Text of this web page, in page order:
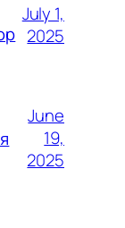
July 1,
2025
June
19,
2025